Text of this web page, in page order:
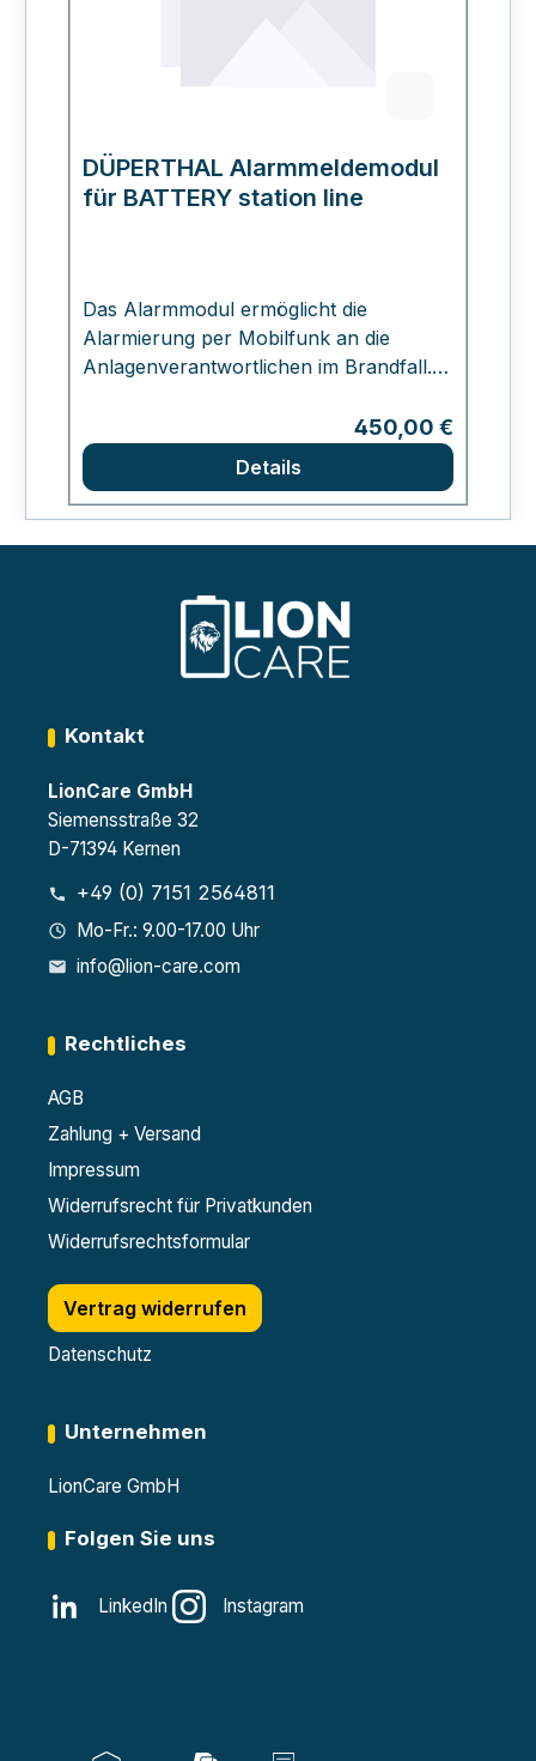
DÜPERTHAL Alarmmeldemodul
für BATTERY station line
Das Alarmmodul ermöglicht die
Alarmierung per Mobilfunk an die
Anlagenverantwortlichen im Brandfall.
DÜPERTHAL Battery station line
Schrank bestellt werden
Regulärer Preis:
450,00 €
Details
Kontakt
LionCare GmbH
Siemensstraße 32
D-71394 Kernen
+49 (0) 7151 2564811
Mo-Fr.: 9.00-17.00 Uhr
info@lion-care.com
Rechtliches
AGB
Zahlung + Versand
Impressum
Widerrufsrecht für Privatkunden
Widerrufsrechtsformular
Vertrag widerrufen
Datenschutz
Unternehmen
LionCare GmbH
Folgen Sie uns
LinkedIn Instagram